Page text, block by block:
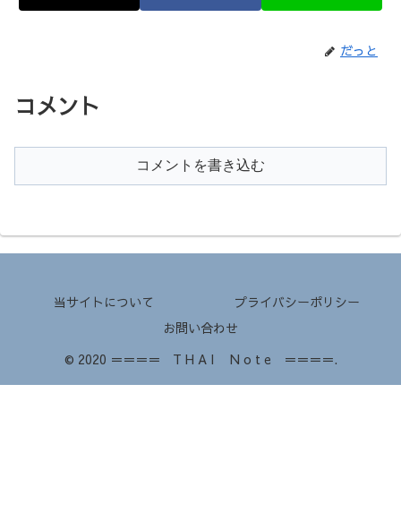
だっと
コメント
コメントを書き込む
当サイトについて
プライバシーポリシー
お問い合わせ
© 2020 ＝＝＝＝ T H A I N o t e ＝＝＝＝.